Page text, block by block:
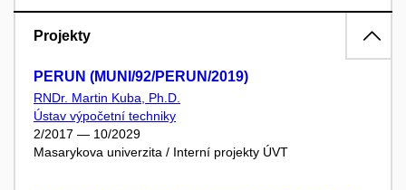
Projekty
PERUN (MUNI/92/PERUN/2019)
RNDr. Martin Kuba, Ph.D.
Ústav výpočetní techniky
2/2017 — 10/2029
Masarykova univerzita / Interní projekty ÚVT